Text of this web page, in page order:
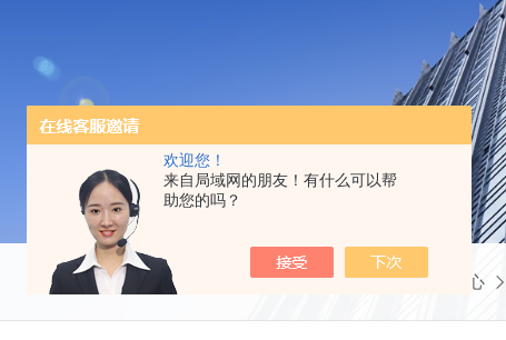
欢迎您！
来自局域网的朋友！有什么可以帮
助您的吗？
当前位置：首页 产品中心